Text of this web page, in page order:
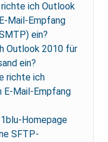
ich Outlook
Mail-Empfang
ein?
Outlook 2010 für
ein?
richte ich
E-Mail-Empfang
Homepage
SFTP-